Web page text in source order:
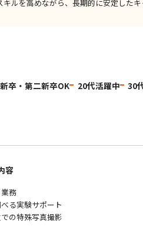
キルを高めながら、長期的に安定したキ
新卒・第二新卒OK 20代活躍中 30
容
務
る実験サポート
の特殊写真撮影